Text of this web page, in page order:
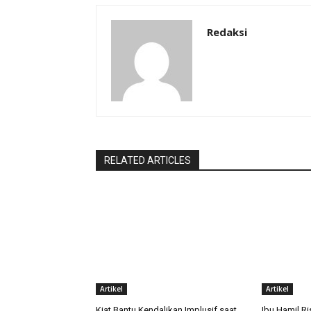
Redaksi
RELATED ARTICLES
Artikel Artikel